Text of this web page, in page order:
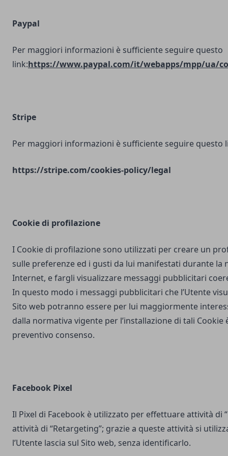
Paypal
Per maggiori informazioni è sufficiente seguire questo
link:https://www.paypal.com/it/webapps/mpp/ua/
Stripe
Per maggiori informazioni è sufficiente seguire questo
https://stripe.com/cookies-policy/legal
Cookie di profilazione
I Cookie di profilazione sono utilizzati per creare un
sulle preferenze ed i gusti da lui manifestati durante la
Internet, e fargli visualizzare messaggi pubblicitari
In questo modo i messaggi pubblicitari che l’Utente
Sito web potranno essere per lui maggiormente
dalla normativa vigente per l’installazione di tali Cookie
preventivo consenso.
Facebook Pixel
Il Pixel di Facebook è utilizzato per effettuare attività di
attività di “Retargeting”; grazie a queste attività si
l’Utente lascia sul Sito web, senza identificarlo.